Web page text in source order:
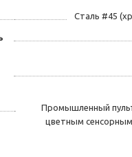
Сталь #45
Промышленный
цветным сенсорным